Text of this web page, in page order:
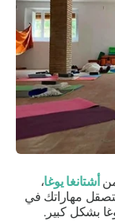
أشتانغا يوغا،
مهاراتك في
بشكل كبير.